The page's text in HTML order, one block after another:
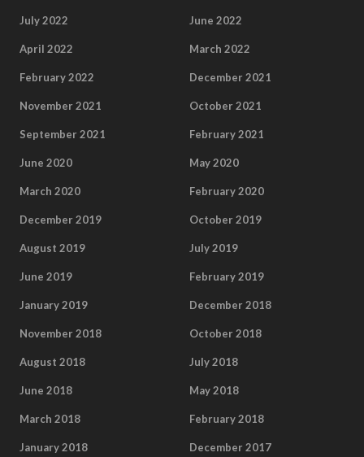
July 2022 June 2022
April 2022 March 2022
February 2022 December 2021
November 2021 October 2021
September 2021 February 2021
June 2020 May 2020
March 2020 February 2020
December 2019 October 2019
August 2019 July 2019
June 2019 February 2019
January 2019 December 2018
November 2018 October 2018
August 2018 July 2018
June 2018 May 2018
March 2018 February 2018
January 2018 December 2017